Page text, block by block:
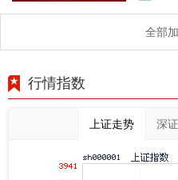
全部
行情指数
上证走势 深